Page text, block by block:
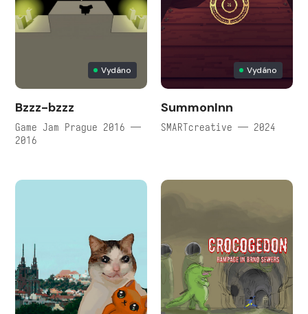
Vydáno
Bzzz-bzzz
Game Jam Prague 2016 —
2016
Vydáno
SummonInn
SMARTcreative — 2024